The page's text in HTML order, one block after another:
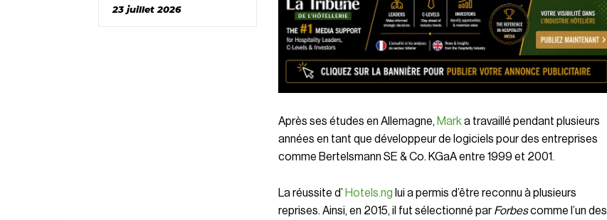
23 juillet 2026
Après ses études en Allemagne, Marka travaillé pendant plusieurs
années en tant que développeur de logiciels pour des entreprises
comme Bertelsmann SE & Co. KGaA entre 1999 et 2001.
La réussite d’ Hotels.ng lui a permis d’être reconnu à plusieurs
reprises. Ainsi, en 2015, il fut sélectionné parForbescomme l’un des